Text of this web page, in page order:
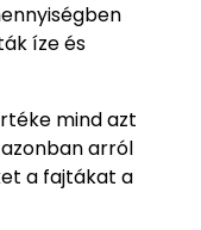
íze és
mind azt
arról
a fajtákat a